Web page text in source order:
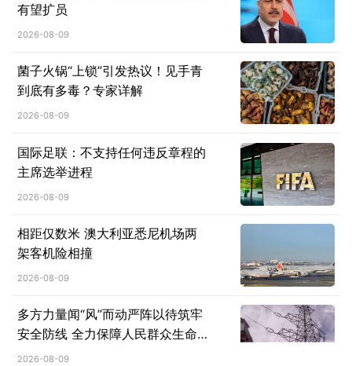
有望扩员
2026-08-09
菌子火锅“上锁”引发热议！见手青
到底有多毒？专家详解
2026-08-09
国际足联：不支持任何违反章程的
主席选举进程
2026-08-09
相距仅数米 澳大利亚悉尼机场两
架客机险相撞
2026-08-09
多方力量闻“风”而动严阵以待筑牢
安全防线 全力保障人民群众生命
财产安全
2026-08-09